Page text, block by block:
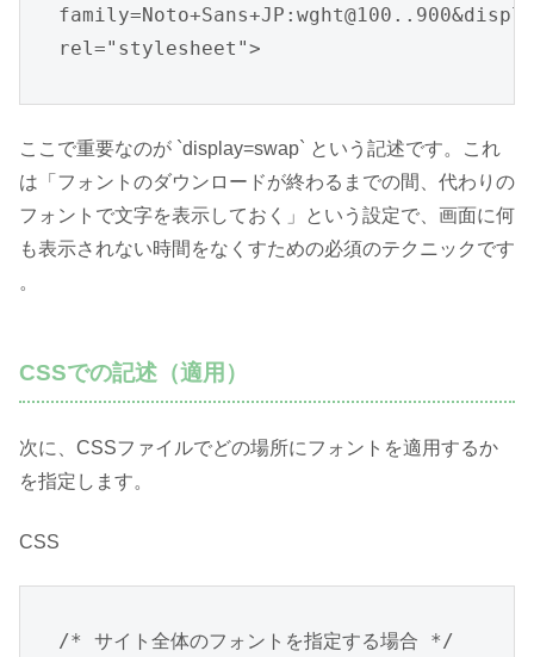
rel="stylesheet">
ここで重要なのが `display=swap` という記述です。これ
は「フォントのダウンロードが終わるまでの間、代わりの
フォントで文字を表示しておく」という設定で、画面に何
も表示されない時間をなくすための必須のテクニックです
。
CSSでの記述（適用）
次に、CSSファイルでどの場所にフォントを適用するか
を指定します。
CSS
/* サイト全体のフォントを指定する場合 */